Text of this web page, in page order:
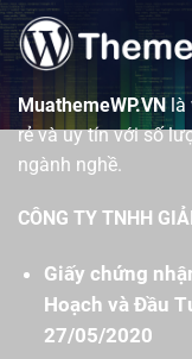
MuathemeWP.VNlà
rẻ và uy tín với số
ngành nghề.
CÔNG TY TNHH
Giấy chứng
Hoạch và Đầu
27/05/2020